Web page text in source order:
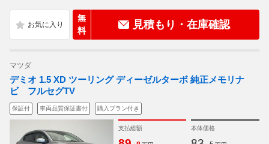
無
料
見積もり・在庫確認
マツダ
デミオ 1.5 XD ツーリング ディーゼルターボ 純正メモリナ
ビ フルセグTV
保証付 車両品質保証書付 購入プラン付き
支払総額 本体価格